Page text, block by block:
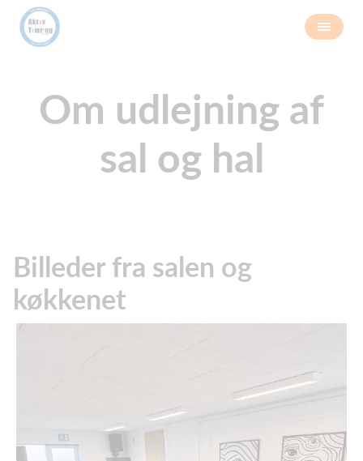
Om udlejning af
sal og hal
Billeder fra salen og
køkkenet